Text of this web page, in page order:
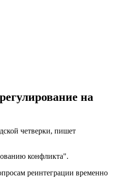
на
четверки, пишет
конфликта".
реинтеграции временно